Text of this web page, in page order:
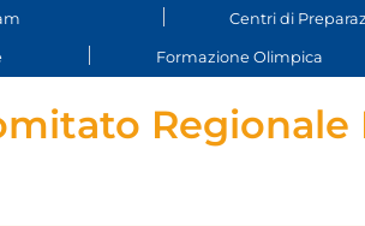
Centri di
Formazione Olimpica
Regionale